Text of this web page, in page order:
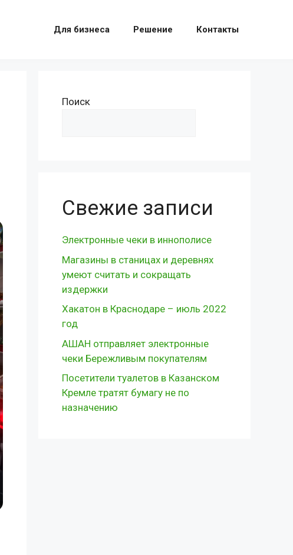
Для бизнеса Решение Контакты
Поиск
Свежие записи
Электронные чеки в иннополисе
Магазины в станицах и деревнях
умеют считать и сокращать
издержки
Хакатон в Краснодаре – июль 2022
год
АШАН отправляет электронные
чеки Бережливым покупателям
Посетители туалетов в Казанском
Кремле тратят бумагу не по
назначению